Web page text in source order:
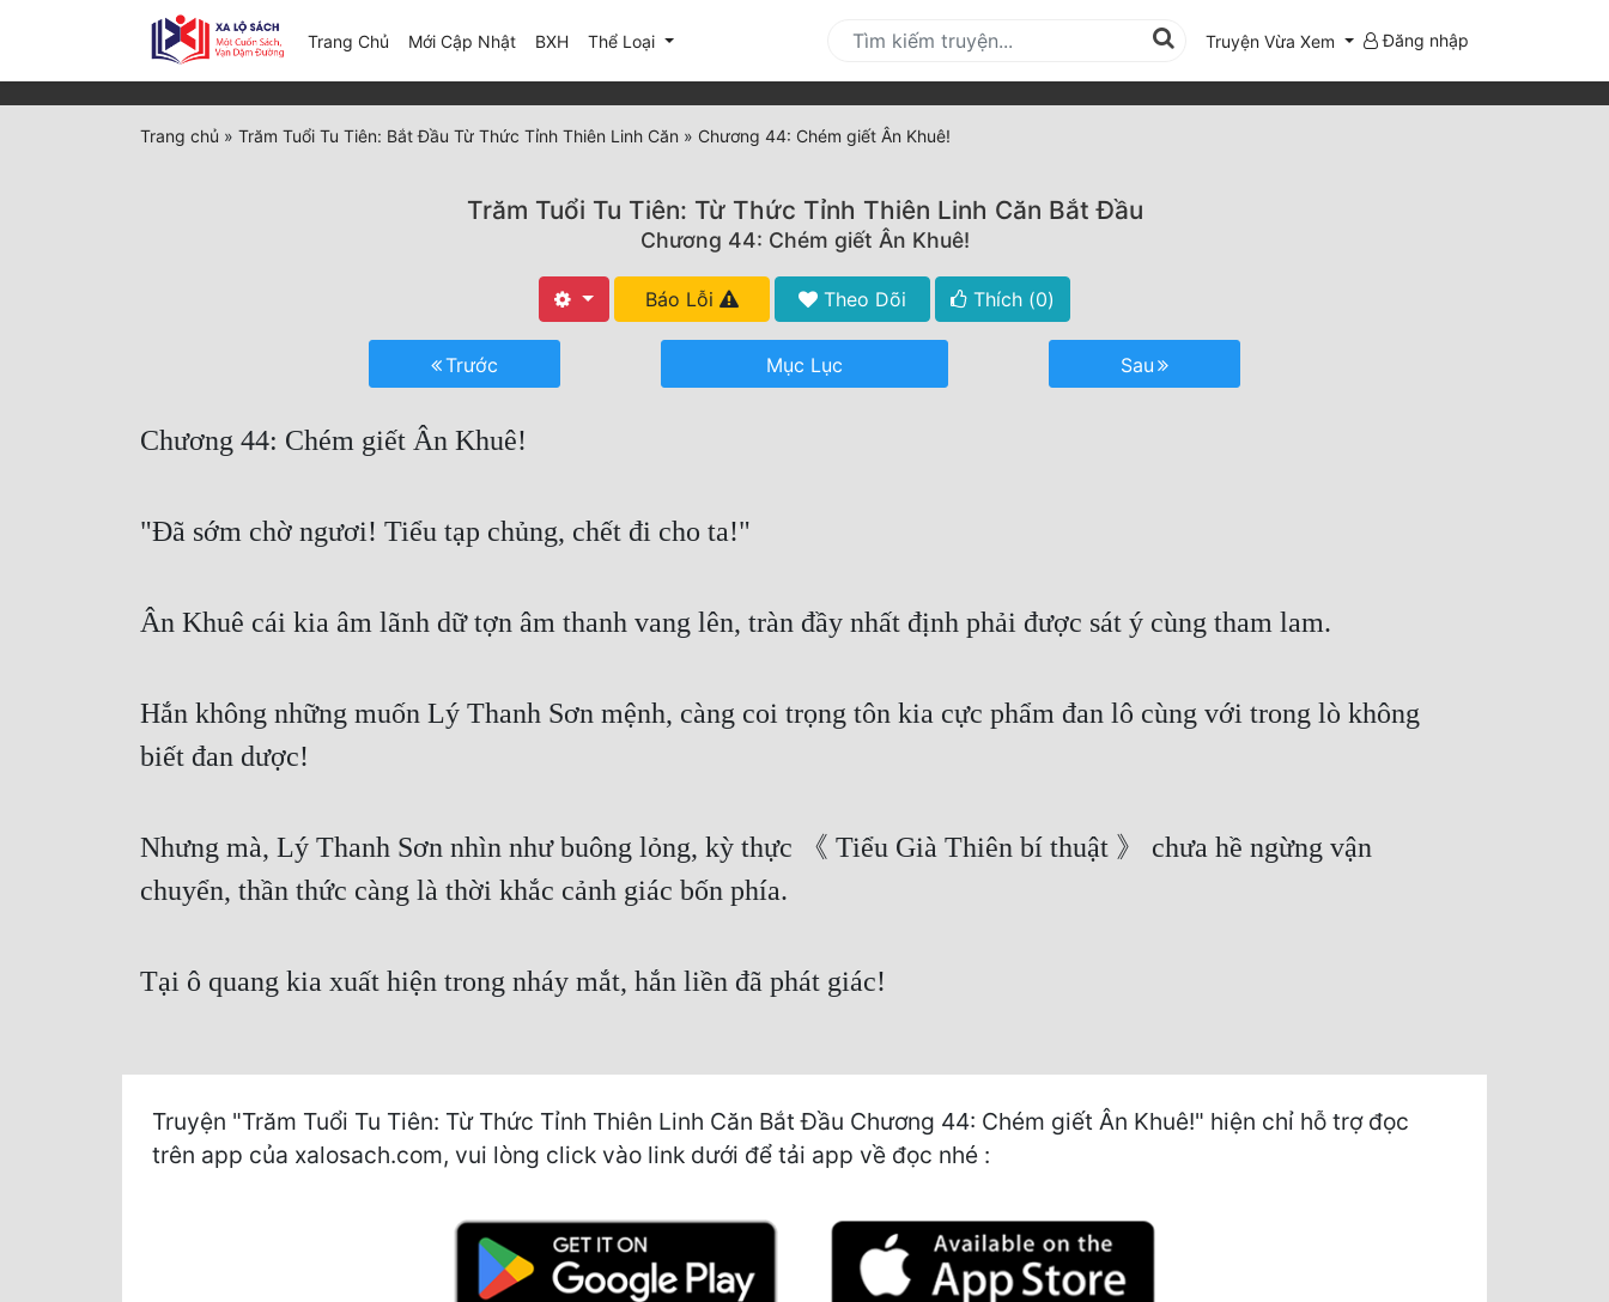
Trang Chủ Mới Cập Nhật(current)
BXH Thể Loại Truyện Vừa Xem Đăng nhập
Trang chủ » Trăm Tuổi Tu Tiên: Bắt Đầu Từ Thức Tỉnh Thiên Linh Căn » Chương 44: Chém giết Ân Khuê!
Trăm Tuổi Tu Tiên: Từ Thức Tỉnh Thiên Linh Căn Bắt Đầu
Chương 44: Chém giết Ân Khuê!
Báo Lỗi Theo Dõi Thích (0)
Trước Mục Lục Sau
Chương 44: Chém giết Ân Khuê!
"Đã sớm chờ ngươi! Tiểu tạp chủng, chết đi cho ta!"
Ân Khuê cái kia âm lãnh dữ tợn âm thanh vang lên, tràn đầy nhất định phải được sát ý cùng tham lam.
Hắn không những muốn Lý Thanh Sơn mệnh, càng coi trọng tôn kia cực phẩm đan lô cùng với trong lò không
biết đan dược!
Nhưng mà, Lý Thanh Sơn nhìn như buông lỏng, kỳ thực 《 Tiểu Già Thiên bí thuật 》 chưa hề ngừng vận
chuyển, thần thức càng là thời khắc cảnh giác bốn phía.
Tại ô quang kia xuất hiện trong nháy mắt, hắn liền đã phát giác!
Truyện "Trăm Tuổi Tu Tiên: Từ Thức Tỉnh Thiên Linh Căn Bắt Đầu Chương 44: Chém giết Ân Khuê!" hiện chỉ hỗ trợ đọc
trên app của xalosach.com, vui lòng click vào link dưới để tải app về đọc nhé :